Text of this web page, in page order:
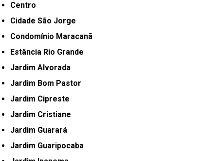
Centro
Cidade São Jorge
Condomínio Maracanã
Estância Rio Grande
Jardim Alvorada
Jardim Bom Pastor
Jardim Cipreste
Jardim Cristiane
Jardim Guarará
Jardim Guaripocaba